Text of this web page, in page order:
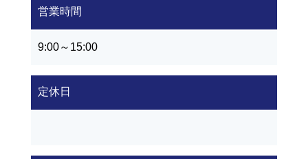
営業時間
9:00～15:00
定休日